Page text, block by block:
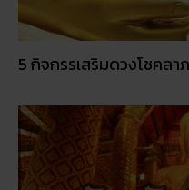
5 กิจกรรเสริมดวงโชคล